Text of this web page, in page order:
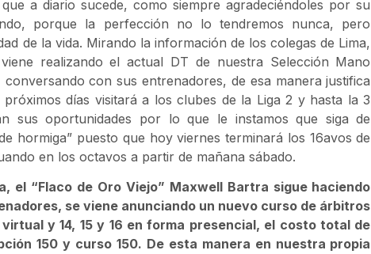
a diario sucede, como siempre agradeciéndoles por su
porque la perfección no lo tendremos nunca, pero
de la vida. Mirando la información de los colegas de Lima,
realizando el actual DT de nuestra Selección Mano
con sus entrenadores, de esa manera justifica
días visitará a los clubes de la Liga 2 y hasta la 3
sus oportunidades por lo que le instamos que siga de
hormiga” puesto que hoy viernes terminará los 16avos de
en los octavos a partir de mañana sábado.
el “Flaco de Oro Viejo” Maxwell Bartra sigue haciendo
se viene anunciando un nuevo curso de árbitros
y 14, 15 y 16 en forma presencial, el costo total de
150 y curso 150. De esta manera en nuestra propia